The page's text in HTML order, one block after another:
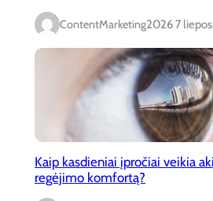
ContentMarketing2026 7 liepos
Kaip kasdieniai įpročiai veikia
regėjimo komfortą?